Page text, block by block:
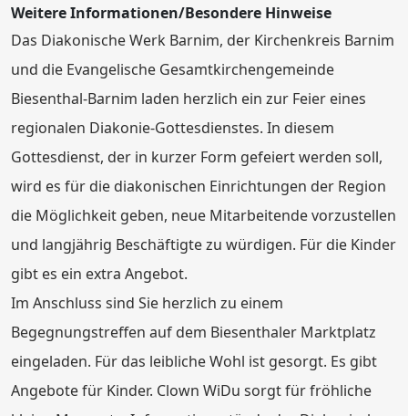
Weitere Informationen/Besondere Hinweise
Das Diakonische Werk Barnim, der Kirchenkreis Barnim
und die Evangelische Gesamtkirchengemeinde
Biesenthal-Barnim laden herzlich ein zur Feier eines
regionalen Diakonie-Gottesdienstes. In diesem
Gottesdienst, der in kurzer Form gefeiert werden soll,
wird es für die diakonischen Einrichtungen der Region
die Möglichkeit geben, neue Mitarbeitende vorzustellen
und langjährig Beschäftigte zu würdigen. Für die Kinder
gibt es ein extra Angebot.
Im Anschluss sind Sie herzlich zu einem
Begegnungstreffen auf dem Biesenthaler Marktplatz
eingeladen. Für das leibliche Wohl ist gesorgt. Es gibt
Angebote für Kinder. Clown WiDu sorgt für fröhliche